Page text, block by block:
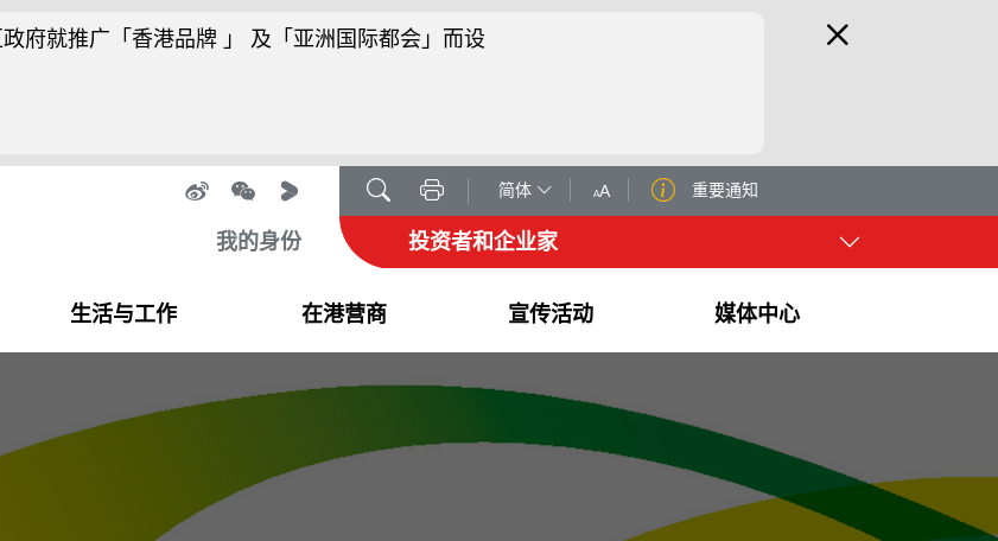
府就推广「香港品牌 」 及「亚洲国际都会」而设
简体 AA 重要通知
我的身份 投资者和企业家
生活与工作 在港营商 宣传活动 媒体中心